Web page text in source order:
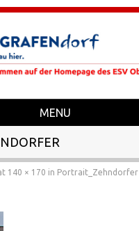
MENU
140 × 170 in Portrait_Zehndorfer